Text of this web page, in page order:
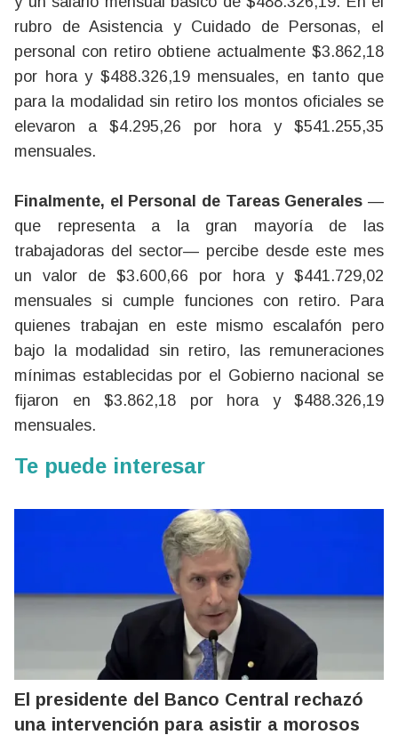
rubro de Asistencia y Cuidado de Personas, el
personal con retiro obtiene actualmente $3.862,18
por hora y $488.326,19 mensuales, en tanto que
para la modalidad sin retiro los montos oficiales se
elevaron a $4.295,26 por hora y $541.255,35
mensuales.
Finalmente, el Personal de Tareas Generales —
que representa a la gran mayoría de las
trabajadoras del sector— percibe desde este mes
un valor de $3.600,66 por hora y $441.729,02
mensuales si cumple funciones con retiro. Para
quienes trabajan en este mismo escalafón pero
bajo la modalidad sin retiro, las remuneraciones
mínimas establecidas por el Gobierno nacional se
fijaron en $3.862,18 por hora y $488.326,19
mensuales.
Te puede interesar
El presidente del Banco Central rechazó
una intervención para asistir a morosos